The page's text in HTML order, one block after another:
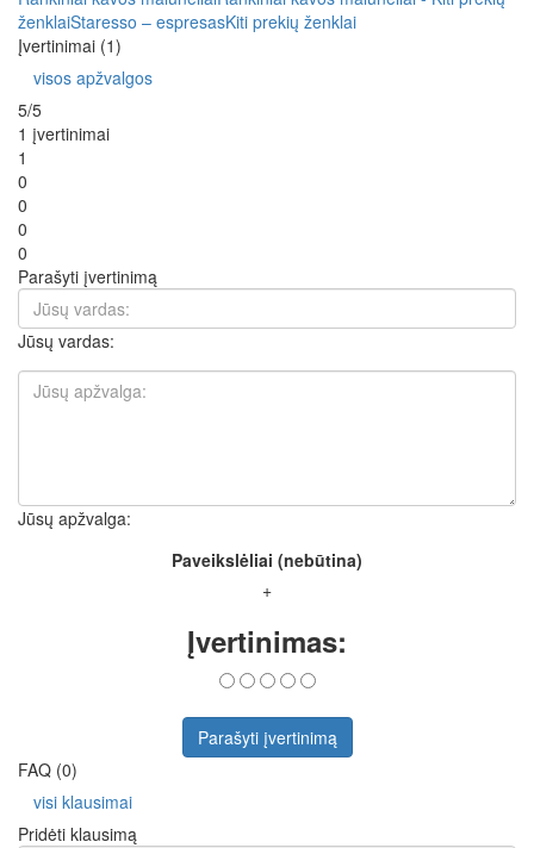
ženklaiStaresso – espresasKiti prekių ženklai
Įvertinimai (1)
visos apžvalgos
5/5
1 įvertinimai
1
0
0
0
0
Parašyti įvertinimą
Jūsų vardas:
Jūsų apžvalga:
Paveikslėliai (nebūtina)
+
Įvertinimas:
Parašyti įvertinimą
FAQ (0)
visi klausimai
Pridėti klausimą